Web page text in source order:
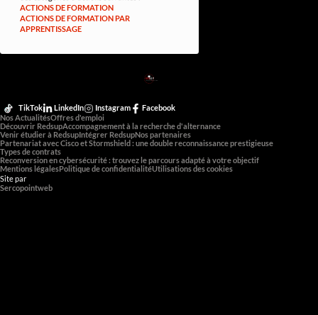
ACTIONS DE FORMATION
ACTIONS DE FORMATION PAR
APPRENTISSAGE
SUP
RED
TikTok LinkedIn Instagram
Facebook
Nos ActualitésOffres d'emploi
Découvrir RedsupAccompagnement à la recherche d'alternance
Venir étudier à RedsupIntégrer RedsupNos partenaires
Partenariat avec Cisco et Stormshield : une double reconnaissance prestigieuse
Types de contrats
Reconversion en cybersécurité : trouvez le parcours adapté à votre objectif
Mentions légalesPolitique de confidentialitéUtilisations des cookies
Site par
Sercopointweb